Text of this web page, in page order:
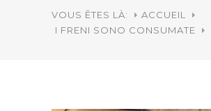
VOUS ÊTES LÀ:
ACCUEIL
I FRENI SONO CONSUMATE